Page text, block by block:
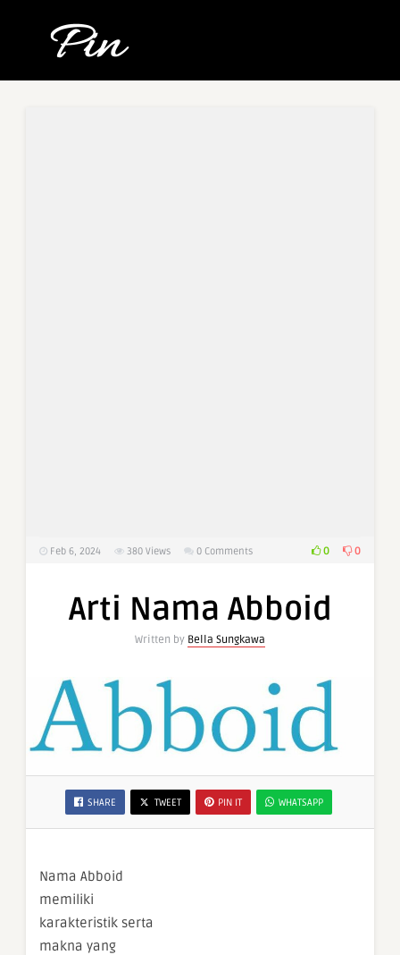
Feb 6, 2024 380 Views 0 Comments 0 0
Arti Nama Abboid
Written by Bella Sungkawa
SHARE TWEET PIN IT WHATSAPP
Nama Abboid
memiliki
karakteristik serta
makna yang